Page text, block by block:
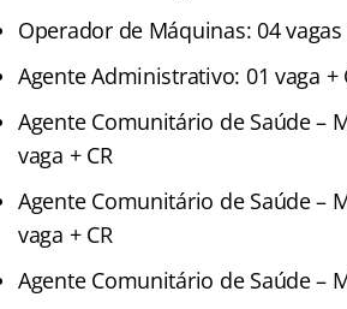
Operador de Máquinas: 04 vagas
Agente Administrativo: 01 vaga +
Agente Comunitário de Saúde –
vaga + CR
Agente Comunitário de Saúde –
vaga + CR
Agente Comunitário de Saúde –